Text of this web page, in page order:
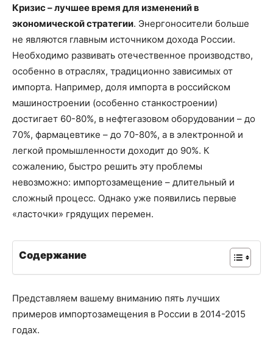
Кризис – лучшее время для изменений в
экономической стратегии. Энергоносители больше
не являются главным источником дохода России.
Необходимо развивать отечественное производство,
особенно в отраслях, традиционно зависимых от
импорта. Например, доля импорта в российском
машиностроении (особенно станкостроении)
достигает 60-80%, в нефтегазовом оборудовании – до
70%, фармацевтике – до 70-80%, а в электронной и
легкой промышленности доходит до 90%. К
сожалению, быстро решить эту проблемы
невозможно: импортозамещение – длительный и
сложный процесс. Однако уже появились первые
«ласточки» грядущих перемен.
Содержание
Представляем вашему вниманию пять лучших
примеров импортозамещения в России в 2014-2015
годах.